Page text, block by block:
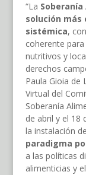
“La
solución
sistémica,
coherente
nutritivos y
derechos
Paula Gioia de
Virtual del
Soberanía
de abril y el 18
la instalación
paradigma
a las políticas
alimenticias y